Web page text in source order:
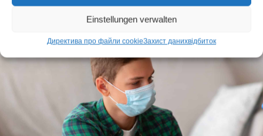
Einstellungen verwalten
Директива про файли cookieЗахист данихвідбиток